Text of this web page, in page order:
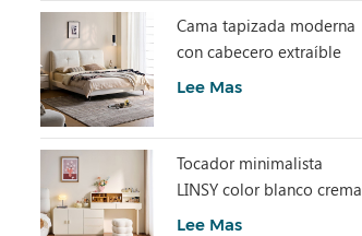
Cama tapizada moderna
con cabecero extraíble
BC663-A
Lee Mas
Tocador minimalista
LINSY color blanco crema
con armario UD6C-A
Lee Mas